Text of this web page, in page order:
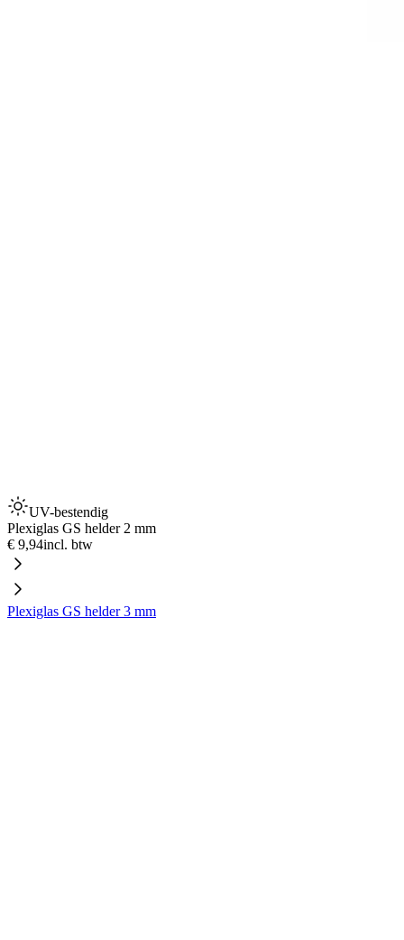
UV-bestendig
Plexiglas GS helder 2 mm
€ 9,94incl. btw
Plexiglas GS helder 3 mm